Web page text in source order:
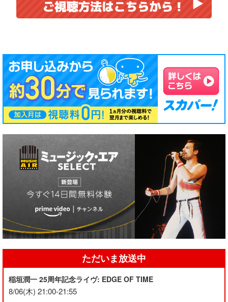
ただいま放送中
稲垣潤一 25周年記念ライヴ: EDGE OF TIME
8/06(木) 21:00-21:55